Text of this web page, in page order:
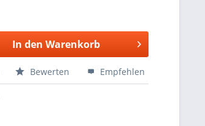
In den Warenkorb
Bewerten Empfehlen